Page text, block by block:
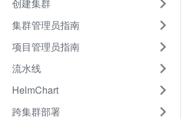
创建集群
集群管理员指南
项目管理员指南
流水线
HelmChart
跨集群部署